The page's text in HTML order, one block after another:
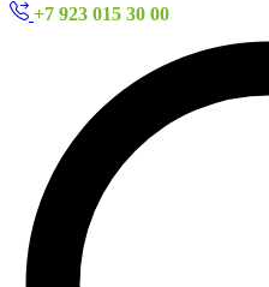
+7 923 015 30 00